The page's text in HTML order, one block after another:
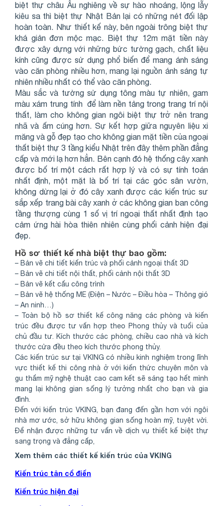
biệt thự châu Âu nghiêng về sự hào nhoáng, lộng lẫy
kiêu sa thì biệt thự Nhật Bản lại có những nét đối lập
hoàn toàn. Như thiết kế này, bên ngoài trông biệt thự
khá giản đơn mộc mạc. Biệt thự 12m mặt tiền này
được xây dựng với những bức tường gạch, chất liệu
kính cũng được sử dụng phổ biến để mang ánh sáng
vào căn phòng nhiều hơn, mang lại nguồn ánh sáng tự
nhiên nhiều nhất có thể vào căn phòng.
Màu sắc và tường sử dụng tông màu tự nhiên, gam
màu xám trung tính để làm nền tảng trong trang trí nội
thất, làm cho không gian ngôi biệt thự trở nên trang
nhã và ấm cúng hơn. Sự kết hợp giữa nguyên liệu xi
măng và gỗ đẹp tạo cho không gian mặt tiền của ngoại
thất biệt thự 3 tầng kiểu Nhật trên đây thêm phần đẳng
cấp và mới lạ hơn hẳn. Bên cạnh đó hệ thống cây xanh
được bố trí một cách rất hợp lý và có sự tính toán
nhất định, một mặt là bố trí tại các góc sân vườn,
không dừng lại ở đó cây xanh được các kiến trúc sư
sắp xếp trang bài cây xanh ở các không gian ban công
tầng thượng cùng 1 số vị trí ngoại thất nhất định tạo
cảm ứng hài hòa thiên nhiên cùng phối cảnh hiện đại
đẹp.
Hồ sơ thiết kế nhà biệt thự bao gồm:
– Bản vẽ chi tiết kiến trúc và phối cảnh ngoại thất 3D
– Bản vẽ chi tiết nội thất, phối cảnh nội thất 3D
– Bản vẽ kết cấu công trình
– Bản vẽ hệ thống ME (Điện – Nước – Điều hòa – Thông gió
– An ninh…)
– Toàn bộ hồ sơ thiết kế công năng các phòng và kiến
trúc đều được tư vấn hợp theo Phong thủy và tuổi của
chủ đầu tư. Kích thước các phòng, chiều cao nhà và kích
thước cửa đều theo kích thước phong thủy.
Các kiến trúc sư tại VKING có nhiều kinh nghiệm trong lĩnh
vực thiết kế thi công nhà ở với kiến thức chuyên môn và
gu thẩm mỹ nghệ thuật cao cam kết sẽ sáng tạo hết mình
mang lại không gian sống lý tưởng nhất cho bạn và gia
đình.
Đến với kiến trúc VKING, bạn đang đến gần hơn với ngôi
nhà mơ ước, sở hữu không gian sống hoàn mỹ, tuyệt vời.
Để nhận được những tư vấn về dịch vụ thiết kế biệt thự
sang trọng và đẳng cấp,
Xem thêm các thiết kế kiến trúc của VKING
Kiến trúc tân cổ điển
Kiến trúc hiện đại